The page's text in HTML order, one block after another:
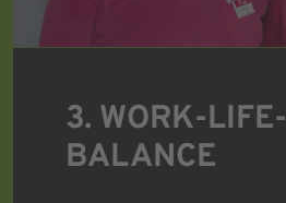
3. WORK-LIFE-
BALANCE